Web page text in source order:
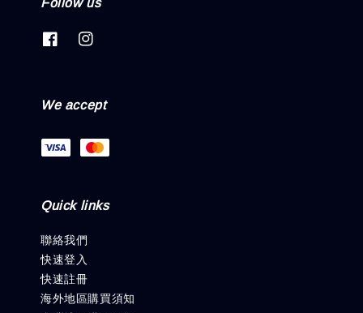
We accept
Quick links
聯絡我們
快速登入
快速註冊
海外地區購買須知